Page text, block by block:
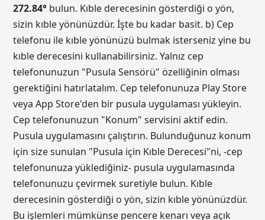
272.84° bulun. Kıble derecesinin gösterdiği o yön,
sizin kıble yönünüzdür. İşte bu kadar basit. b) Cep
telefonu ile kıble yönünüzü bulmak isterseniz yine bu
kıble derecesini kullanabilirsiniz. Yalnız cep
telefonunuzun "Pusula Sensörü" özelliğinin olması
gerektiğini hatırlatalım. Cep telefonunuza Play Store
veya App Store'den bir pusula uygulaması yükleyin.
Cep telefonunuzun "Konum" servisini aktif edin.
Pusula uygulamasını çalıştırın. Bulunduğunuz konum
için size sunulan "Pusula için Kıble Derecesi"ni, -cep
telefonunuza yüklediğiniz- pusula uygulamasında
telefonunuzu çevirmek suretiyle bulun. Kıble
derecesinin gösterdiği o yön, sizin kıble yönünüzdür.
Bu işlemleri mümkünse pencere kenarı veya açık